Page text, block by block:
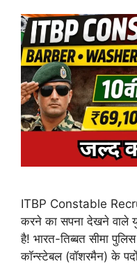
ITBP Constable
करने का सपना देखने वाले
है! भारत-तिब्बत सीमा
कॉन्स्टेबल (वॉशरमैन) के